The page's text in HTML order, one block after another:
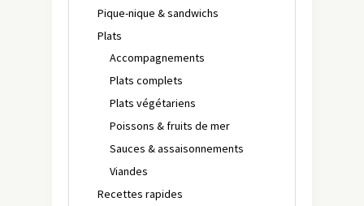
Pique-nique & sandwichs
Plats
Accompagnements
Plats complets
Plats végétariens
Poissons & fruits de mer
Sauces & assaisonnements
Viandes
Recettes rapides